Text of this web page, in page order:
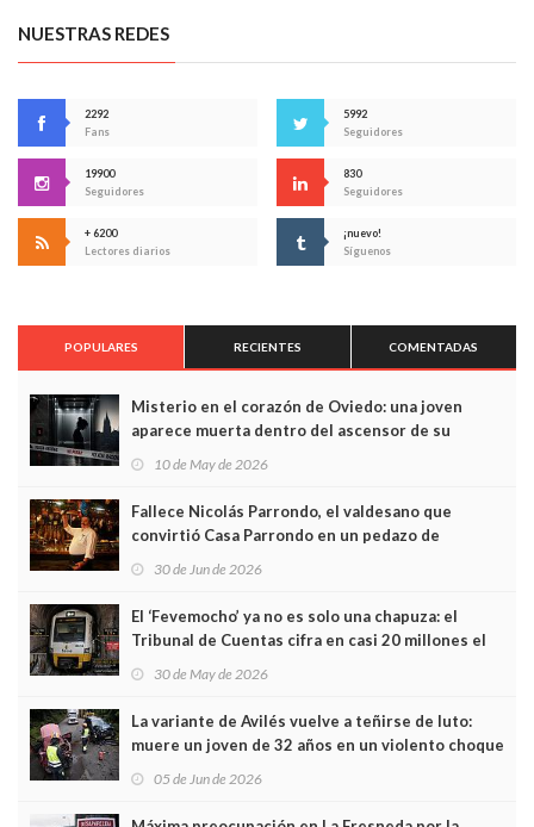
NUESTRAS REDES
2292
Fans
5992
Seguidores
19900
Seguidores
830
Seguidores
+ 6200
Lectores diarios
¡nuevo!
Síguenos
POPULARES RECIENTES COMENTADAS
Misterio en el corazón de Oviedo: una joven
aparece muerta dentro del ascensor de su
edificio y las cámaras captan sus últimos minutos
10 de May de 2026
Fallece Nicolás Parrondo, el valdesano que
convirtió Casa Parrondo en un pedazo de
Asturias en Madrid
30 de Jun de 2026
El ‘Fevemocho’ ya no es solo una chapuza: el
Tribunal de Cuentas cifra en casi 20 millones el
sobrecoste de los trenes que no cabían por los
30 de May de 2026
La variante de Avilés vuelve a teñirse de luto:
muere un joven de 32 años en un violento choque
frontal
05 de Jun de 2026